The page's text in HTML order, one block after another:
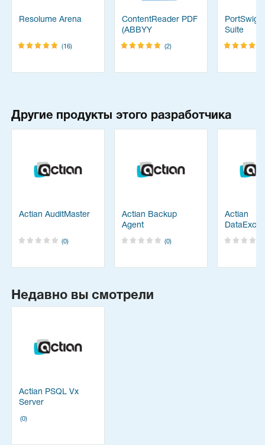
Resolume Arena
(16)
ContentReader PDF
(ABBYY
FineReader)
(2)
Suite
Другие продукты этого разработчика
Actian AuditMaster
(0)
Actian Backup
Agent
(0)
Actian
Недавно вы смотрели
Actian PSQL Vx
Server
(0)